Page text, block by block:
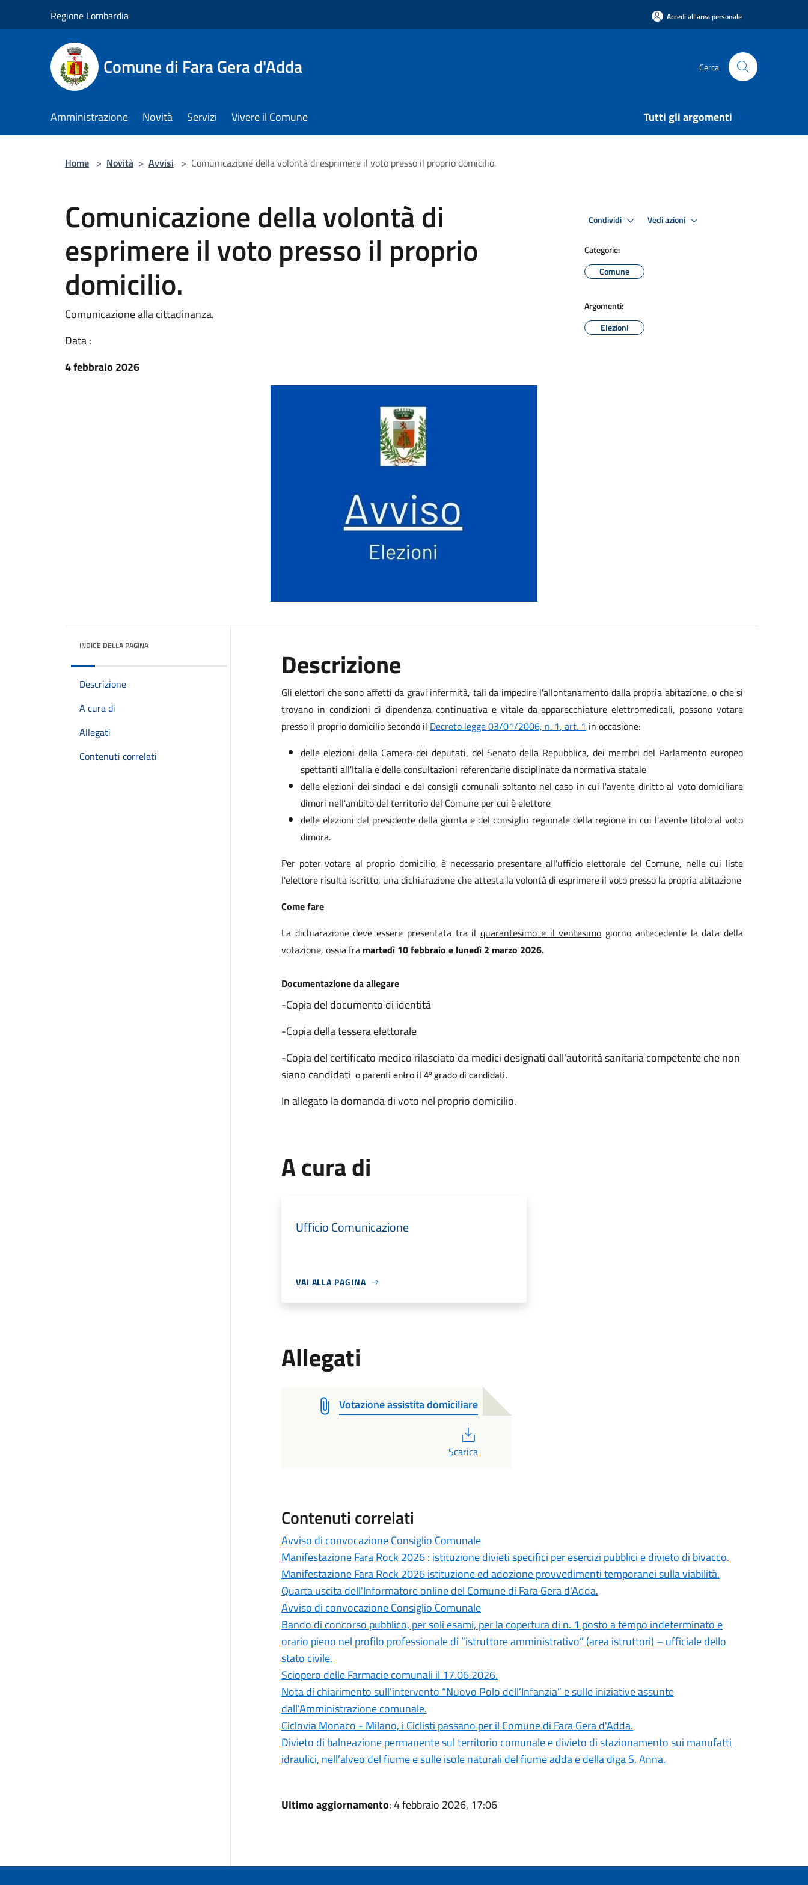
Regione Lombardia Accedi all'area personale
Comune di Fara Gera d'Adda Cerca
Amministrazione Novità Servizi Vivere il Comune Tutti gli argomenti
Home > Novità > Avvisi > Comunicazione della volontà di esprimere il voto presso il proprio domicilio.
Comunicazione della volontà di
esprimere il voto presso il proprio
domicilio.
Comunicazione alla cittadinanza.
Data :
4 febbraio 2026
Condividi Vedi azioni
Categorie:
Comune
Argomenti:
Elezioni
INDICE DELLA PAGINA
Descrizione
A cura di
Allegati
Contenuti correlati
Descrizione
Gli elettori che sono affetti da gravi infermità, tali da impedire l'allontanamento dalla propria abitazione, o che si
trovano in condizioni di dipendenza continuativa e vitale da apparecchiature elettromedicali, possono votare
presso il proprio domicilio secondo il Decreto legge 03/01/2006, n. 1, art. 1 in occasione:
delle elezioni della Camera dei deputati, del Senato della Repubblica, dei membri del Parlamento europeo
spettanti all'Italia e delle consultazioni referendarie disciplinate da normativa statale
delle elezioni dei sindaci e dei consigli comunali soltanto nel caso in cui l'avente diritto al voto domiciliare
dimori nell'ambito del territorio del Comune per cui è elettore
delle elezioni del presidente della giunta e del consiglio regionale della regione in cui l'avente titolo al voto
dimora.
Per poter votare al proprio domicilio, è necessario presentare all'ufficio elettorale del Comune, nelle cui liste
l'elettore risulta iscritto, una dichiarazione che attesta la volontà di esprimere il voto presso la propria abitazione
Come fare
La dichiarazione deve essere presentata tra ilquarantesimo e il ventesimo giorno antecedente la data della
votazione, ossia fra martedì 10 febbraio e lunedì 2 marzo 2026.
Documentazione da allegare
-Copia del documento di identità
-Copia della tessera elettorale
-Copia del certificato medico rilasciato da medici designati dall'autorità sanitaria competente che non
siano candidati o parenti entro il 4° grado di candidati.
In allegato la domanda di voto nel proprio domicilio.
A cura di
Ufficio Comunicazione
VAI ALLA PAGINA
Allegati
Votazione assistita domiciliare
Scarica
Contenuti correlati
Avviso di convocazione Consiglio Comunale
Manifestazione Fara Rock 2026 : istituzione divieti specifici per esercizi pubblici e divieto di bivacco.
Manifestazione Fara Rock 2026 istituzione ed adozione provvedimenti temporanei sulla viabilità.
Quarta uscita dell'Informatore online del Comune di Fara Gera d'Adda.
Avviso di convocazione Consiglio Comunale
Bando di concorso pubblico, per soli esami, per la copertura di n. 1 posto a tempo indeterminato e
orario pieno nel profilo professionale di “istruttore amministrativo” (area istruttori) – ufficiale dello
stato civile.
Sciopero delle Farmacie comunali il 17.06.2026.
Nota di chiarimento sull’intervento “Nuovo Polo dell’Infanzia” e sulle iniziative assunte
dall’Amministrazione comunale.
Ciclovia Monaco - Milano, i Ciclisti passano per il Comune di Fara Gera d'Adda.
Divieto di balneazione permanente sul territorio comunale e divieto di stazionamento sui manufatti
idraulici, nell’alveo del fiume e sulle isole naturali del fiume adda e della diga S. Anna.
Ultimo aggiornamento: 4 febbraio 2026, 17:06